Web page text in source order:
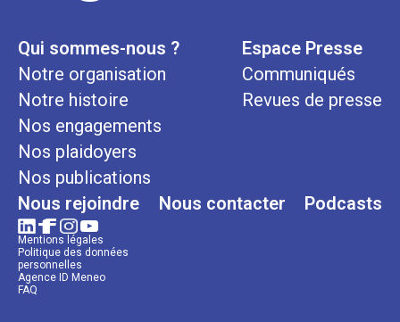
Qui sommes-nous ?
Notre organisation
Notre histoire
Nos engagements
Nos plaidoyers
Nos publications
Espace Presse
Communiqués
Revues de presse
Nous rejoindre Nous contacter Podcasts
Mentions légales
Politique des données
personnelles
Agence ID Meneo
FAQ